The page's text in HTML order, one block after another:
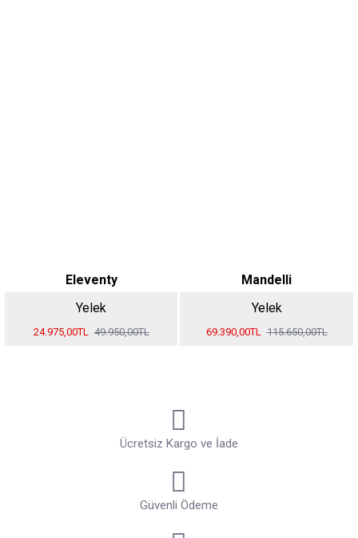
Eleventy
Yelek
24.975,00TL 49.950,00TL
Mandelli
Yelek
69.390,00TL 115.650,00TL
Ücretsiz Kargo ve İade
Güvenli Ödeme